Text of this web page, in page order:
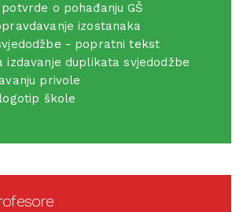
o pohađanju GŠ
izostanaka
- popratni tekst
izdavanje duplikata svjedodžbe
privole
škole